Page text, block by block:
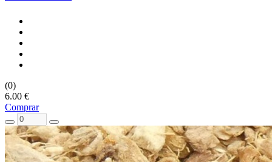
(0)
6.00 €
Comprar